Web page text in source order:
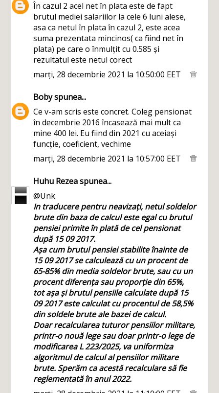
În cazul 2 acel net în plata este de fapt
brutul mediei salariilor la cele 6 luni alese,
asa ca netul în plata în cazul 2, este acea
suma prezentata mincinos( ca fiind net în
plata) pe care o înmulțit cu 0.585 și
rezultatul este netul corect
marți, 28 decembrie 2021 la 10:50:00 EET
Bobyspunea...
Ce v-am scris este concret. Coleg pensionat
în decembrie 2016 încasează mai mult ca
mine 400 lei. Eu fiind din 2021 cu aceiași
funcție, coeficient, vechime
marți, 28 decembrie 2021 la 10:57:00 EET
Huhu Rezeaspunea...
@Unk
In traducere pentru neavizați, netul soldelor
brute din baza de calcul este egal cu brutul
pensiei primite în plată de cel pensionat
după 15 09 2017.
Așa cum brutul pensiei stabilite înainte de
15 09 2017 se calculează cu un procent de
65-85% din media soldelor brute, sau cu un
procent diferența sau proporție din 65%,
tot așa și brutul pensiile calculate după 15
09 2017 este calculat cu procentul de 58,5%
din soldele brute ale bazei de calcul.
Doar recalcularea tuturor pensiilor militare,
printr-o nouă lege sau doar printr-o lege de
modificarea L 223/2025, va uniformiza
algoritmul de calcul al pensiilor militare
brute. Sperăm ca acestă recalculare să fie
reglementată în anul 2022.